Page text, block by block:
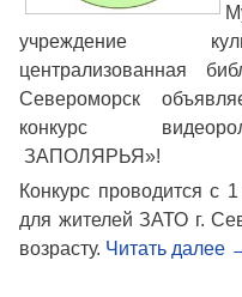
учреждение
централизованная
Североморск
конкурс
ЗАПОЛЯРЬЯ»!
Конкурс проводится с
для жителей ЗАТО г.
возрасту. Читать далее